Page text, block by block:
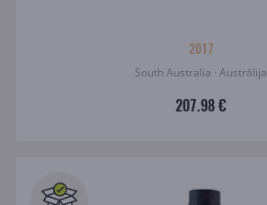
2017
South Australia · Austrālija
207.98 €